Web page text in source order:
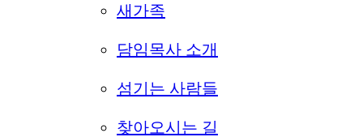
새가족
담임목사 소개
섬기는 사람들
찾아오시는 길